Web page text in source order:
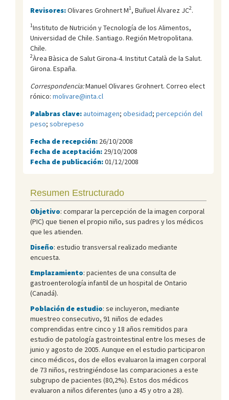
Revisores:Olivares Grohnert M1, Buñuel Álvarez JC2.
1Instituto de Nutrición y Tecnología de los Alimentos,
Universidad de Chile. Santiago. Región Metropolitana.
Chile.
2Àrea Bàsica de Salut Girona-4. Institut Català de la Salut.
Girona. España.
Correspondencia:Manuel Olivares Grohnert. Correo elect
rónico: molivare@inta.cl
Palabras clave:autoimagen; obesidad; percepción del
peso; sobrepeso
Fecha de recepción: 26/10/2008
Fecha de aceptación: 29/10/2008
Fecha de publicación:01/12/2008
Resumen Estructurado
Objetivo: comparar la percepción de la imagen corporal
(PIC) que tienen el propio niño, sus padres y los médicos
que les atienden.
Diseño: estudio transversal realizado mediante
encuesta.
Emplazamiento: pacientes de una consulta de
gastroenterología infantil de un hospital de Ontario
(Canadá).
Población de estudio: se incluyeron, mediante
muestreo consecutivo, 91 niños de edades
comprendidas entre cinco y 18 años remitidos para
estudio de patología gastrointestinal entre los meses de
junio y agosto de 2005. Aunque en el estudio participaron
cinco médicos, dos de ellos evaluaron la imagen corporal
de 73 niños, restringiéndose las comparaciones a este
subgrupo de pacientes (80,2%). Estos dos médicos
evaluaron a niños diferentes (uno a 45 y otro a 28).